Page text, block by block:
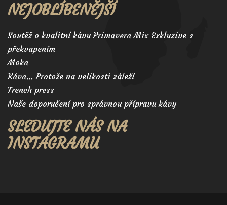
NEJOBLÍBENĚJŠÍ
Soutěž o kvalitní kávu Primavera Mix Exkluzive s
překvapením
Moka
Káva… Protože na velikosti záleží
French press
Naše doporučení pro správnou přípravu kávy
SLEDUJTE NÁS NA
INSTAGRAMU